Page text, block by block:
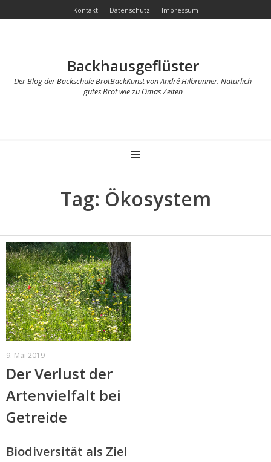
Kontakt Datenschutz Impressum
Backhausgeflüster
Der Blog der Backschule BrotBackKunst von André Hilbrunner. Natürlich
gutes Brot wie zu Omas Zeiten
MENU
Tag: Ökosystem
9. Mai 2019
Der Verlust der
Artenvielfalt bei
Getreide
Biodiversität als Ziel